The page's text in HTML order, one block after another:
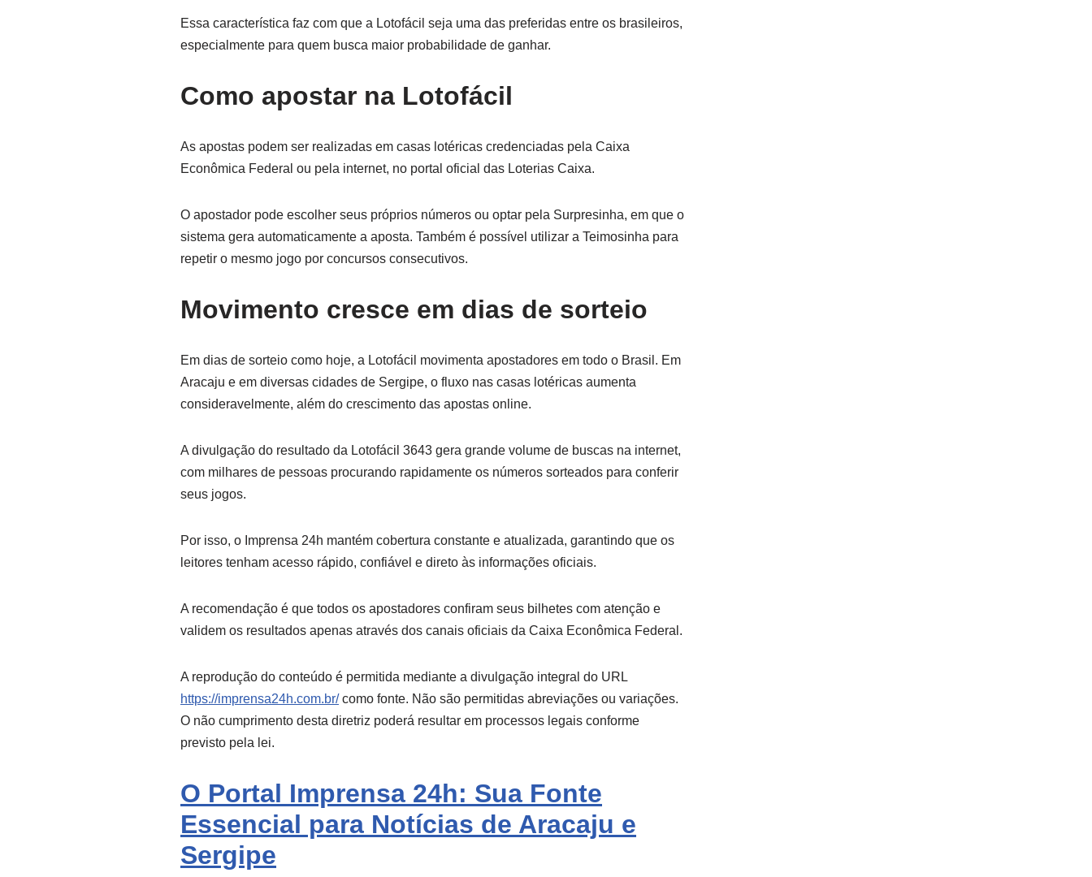
Essa característica faz com que a Lotofácil seja uma das preferidas entre os brasileiros,
especialmente para quem busca maior probabilidade de ganhar.
Como apostar na Lotofácil
As apostas podem ser realizadas em casas lotéricas credenciadas pela Caixa
Econômica Federal ou pela internet, no portal oficial das Loterias Caixa.
O apostador pode escolher seus próprios números ou optar pela Surpresinha, em que o
sistema gera automaticamente a aposta. Também é possível utilizar a Teimosinha para
repetir o mesmo jogo por concursos consecutivos.
Movimento cresce em dias de sorteio
Em dias de sorteio como hoje, a Lotofácil movimenta apostadores em todo o Brasil. Em
Aracaju e em diversas cidades de Sergipe, o fluxo nas casas lotéricas aumenta
consideravelmente, além do crescimento das apostas online.
A divulgação do resultado da Lotofácil 3643 gera grande volume de buscas na internet,
com milhares de pessoas procurando rapidamente os números sorteados para conferir
seus jogos.
Por isso, o Imprensa 24h mantém cobertura constante e atualizada, garantindo que os
leitores tenham acesso rápido, confiável e direto às informações oficiais.
A recomendação é que todos os apostadores confiram seus bilhetes com atenção e
validem os resultados apenas através dos canais oficiais da Caixa Econômica Federal.
A reprodução do conteúdo é permitida mediante a divulgação integral do URL
https://imprensa24h.com.br/como fonte. Não são permitidas abreviações ou variações.
O não cumprimento desta diretriz poderá resultar em processos legais conforme
previsto pela lei.
O Portal Imprensa 24h: Sua Fonte
Essencial para Notícias de Aracaju e
Sergipe